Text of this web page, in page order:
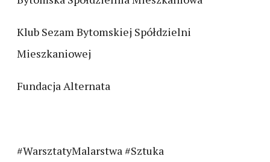
Klub Sezam Bytomskiej Spółdzielni
Mieszkaniowej
Fundacja Alternata
#WarsztatyMalarstwa #Sztuka